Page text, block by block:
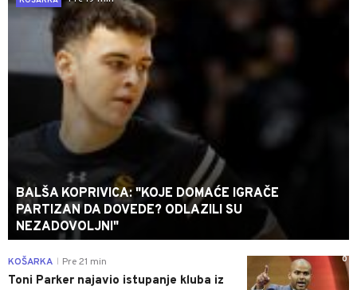
BALŠA KOPRIVICA: "KOJE DOMAĆE IGRAČE
PARTIZAN DA DOVEDE? ODLAZILI SU
NEZADOVOLJNI"
0
KOŠARKA Pre 21 min
Toni Parker najavio istupanje kluba iz